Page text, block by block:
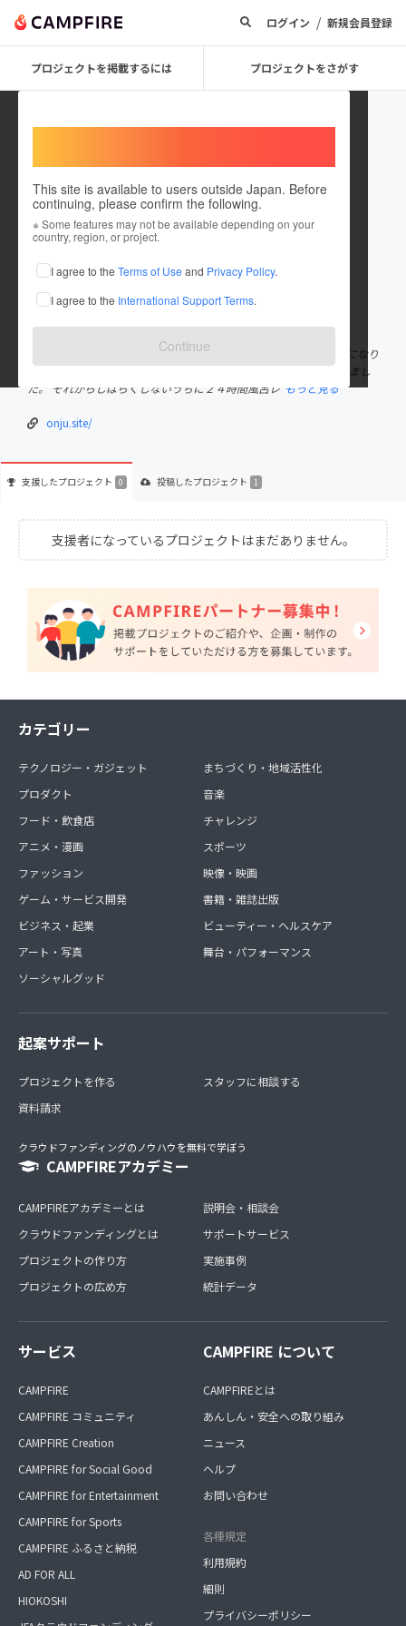
ログイン / 新規会員登録
プロジェクトを掲載するには プロジェクトをさがす
This site is available to users outside Japan. Before
continuing, please confirm the following.
※ Some features may not be available depending on your
country, region, or project.
I agree to the Terms of Use and Privacy Policy.
I agree to the International Support Terms.
Continue
wakimoto_10
これまでに1件のプロジェクトを投稿しています
在住国：日本 現在地：京都府
出身国：日本 出身地：京都府
昭和63年より家庭用循環温浴器（通称24時間風呂）の販売代理店になり
その7年後、家庭用循環温浴器メーカーの発売元となり事業を始めまし
た。 それからしばらくしないうちに２４時間風呂レ もっと見る
onju.site/
支援したプロジェクト 0 投稿したプロジェクト 1
支援者になっているプロジェクトはまだありません。
カテゴリー
テクノロジー・ガジェット
プロダクト
フード・飲食店
アニメ・漫画
ファッション
ゲーム・サービス開発
ビジネス・起業
アート・写真
ソーシャルグッド
まちづくり・地域活性化
音楽
チャレンジ
スポーツ
映像・映画
書籍・雑誌出版
ビューティー・ヘルスケア
舞台・パフォーマンス
起案サポート
プロジェクトを作る
資料請求
スタッフに相談する
クラウドファンディングのノウハウを無料で学ぼう
CAMPFIREアカデミー
CAMPFIREアカデミーとは
クラウドファンディングとは
プロジェクトの作り方
プロジェクトの広め方
説明会・相談会
サポートサービス
実施事例
統計データ
サービス
CAMPFIRE
CAMPFIRE コミュニティ
CAMPFIRE Creation
CAMPFIRE for Social Good
CAMPFIRE for Entertainment
CAMPFIRE for Sports
CAMPFIRE ふるさと納税
AD FOR ALL
HIOKOSHI
CAMPFIRE について
CAMPFIREとは
あんしん・安全への取り組み
ニュース
ヘルプ
お問い合わせ
各種規定
利用規約
細則
プライバシーポリシー